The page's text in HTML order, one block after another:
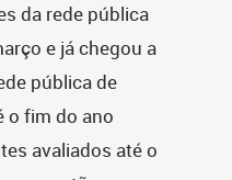
da rede pública
e já chegou a
pública de
o fim do ano
avaliados até o